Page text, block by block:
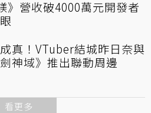
》營收破4000萬元開發者
真！VTuber結城昨日奈與
劍神域》推出聯動周邊
看更多